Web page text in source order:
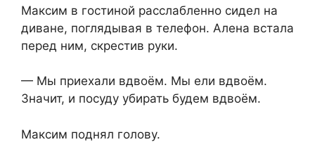
Максим в гостиной расслабленно сидел на
диване, поглядывая в телефон. Алена встала
перед ним, скрестив руки.
— Мы приехали вдвоём. Мы ели вдвоём.
Значит, и посуду убирать будем вдвоём.
Максим поднял голову.